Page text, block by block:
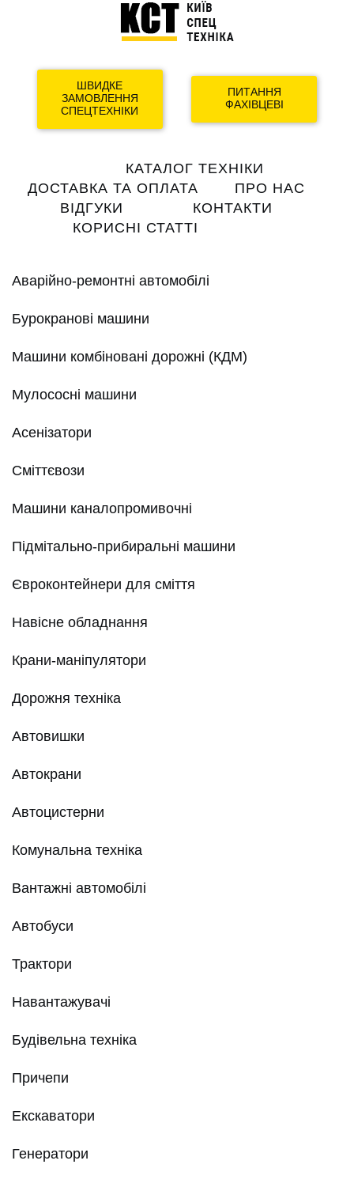
ШВИДКЕ
ЗАМОВЛЕННЯ
СПЕЦТЕХНІКИ
ПИТАННЯ
ФАХІВЦЕВІ
navigation
КАТАЛОГ ТЕХНІКИ
ДОСТАВКА ТА ОПЛАТА
ПРО НАС
ВІДГУКИ
КОНТАКТИ
КОРИСНІ СТАТТІ
Аварійно-ремонтні автомобілі
Бурокранові машини
Машини комбіновані дорожні (КДМ)
Мулососні машини
Асенізатори
Сміттєвози
Машини каналопромивочні
Підмітально-прибиральні машини
Євроконтейнери для сміття
Навісне обладнання
Крани-маніпулятори
Дорожня техніка
Автовишки
Автокрани
Автоцистерни
Комунальна техніка
Вантажні автомобілі
Автобуси
Трактори
Навантажувачі
Будівельна техніка
Причепи
Екскаватори
Генератори